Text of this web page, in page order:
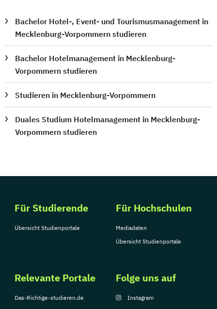
Bachelor Hotel-, Event- und Tourismusmanagement in
Mecklenburg-Vorpommern studieren
Bachelor Hotelmanagement in Mecklenburg-
Vorpommern studieren
Studieren in Mecklenburg-Vorpommern
Duales Studium Hotelmanagement in Mecklenburg-
Vorpommern studieren
Für Studierende
Übersicht Studienportale
Für Hochschulen
Mediadaten
Übersicht Studienportale
Relevante Portale
Das-Richtige-studieren.de
Folge uns auf
Instagram